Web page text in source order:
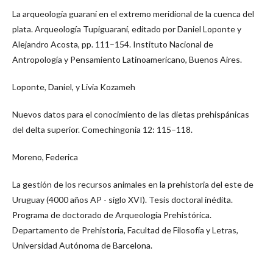
La arqueología guaraní en el extremo meridional de la cuenca del
plata. Arqueología Tupiguaraní, editado por Daniel Loponte y
Alejandro Acosta, pp. 111–154. Instituto Nacional de
Antropología y Pensamiento Latinoamericano, Buenos Aires.
Loponte, Daniel, y Livia Kozameh
Nuevos datos para el conocimiento de las dietas prehispánicas
del delta superior. Comechingonia 12: 115–118.
Moreno, Federica
La gestión de los recursos animales en la prehistoria del este de
Uruguay (4000 años AP - siglo XVI). Tesis doctoral inédita.
Programa de doctorado de Arqueología Prehistórica.
Departamento de Prehistoria, Facultad de Filosofía y Letras,
Universidad Autónoma de Barcelona.